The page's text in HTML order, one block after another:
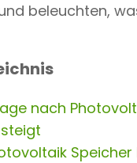
beleuchten,
nach